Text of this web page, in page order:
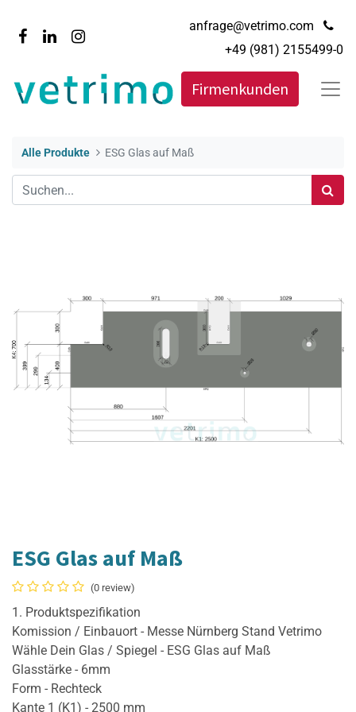
anfrage@vetrimo.com
+49 (981) 2155499-0
Firmenkunden
Alle Produkte ESG Glas auf Maß
ESG Glas auf Maß
(0 review)
1. Produktspezifikation
Komission / Einbauort - Messe Nürnberg Stand Vetrimo
Wähle Dein Glas / Spiegel - ESG Glas auf Maß
Glasstärke - 6mm
Form - Rechteck
Kante 1 (K1) - 2500 mm